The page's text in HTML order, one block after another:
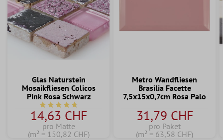
Glas Naturstein
Mosaikfliesen Colicos
Pink Rosa Schwarz
Durchschnittliche Bewertung von 4.7 von 5 Sternen
14,63 CHF
pro Matte
(m² = 150,82 CHF)
Metro Wandfliesen
Brasilia Facette
7,5x15x0,7cm Rosa Palo
31,79 CHF
pro Paket
(m² = 63,58 CHF)